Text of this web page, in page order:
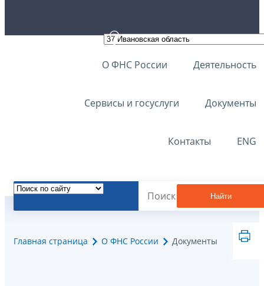
О ФНС России Деятельность
Сервисы и госуслуги Документы
Контакты ENG
Найти
Главная страница О ФНС России Документы